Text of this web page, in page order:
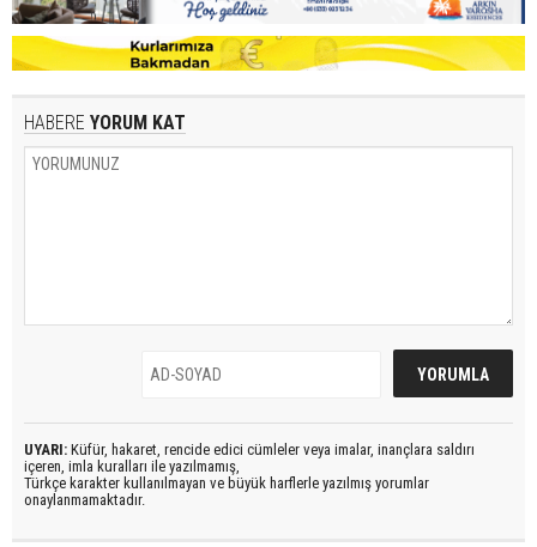
HABERE YORUM KAT
UYARI: Küfür, hakaret, rencide edici cümleler veya imalar, inançlara saldırı
içeren, imla kuralları ile yazılmamış,
Türkçe karakter kullanılmayan ve büyük harflerle yazılmış yorumlar
onaylanmamaktadır.